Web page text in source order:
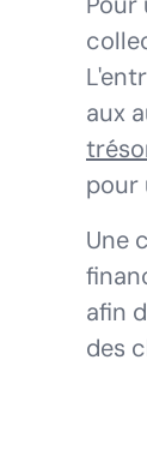
aux
pour
Une
afin
des